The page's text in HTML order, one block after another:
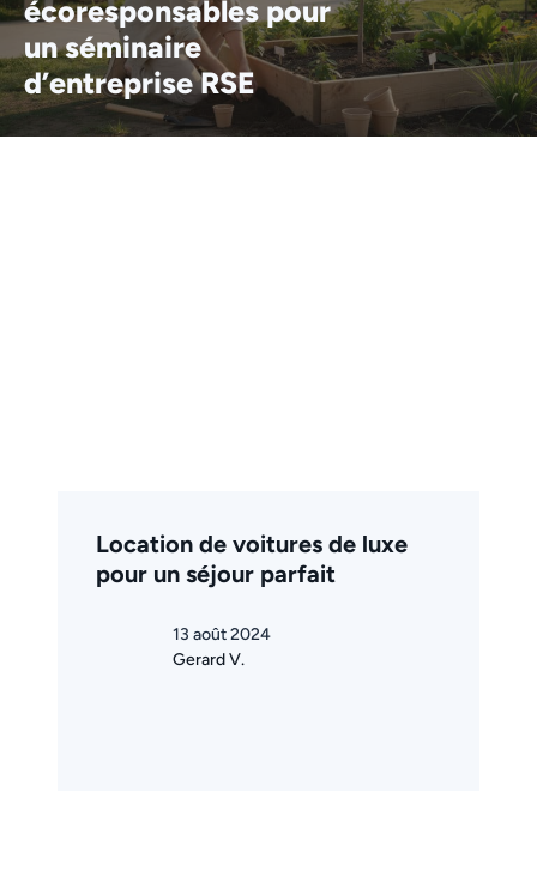
écoresponsables pour
un séminaire
d’entreprise RSE
Location de voitures de luxe
pour un séjour parfait
13 août 2024
Gerard V.